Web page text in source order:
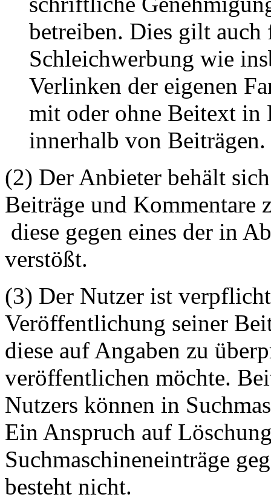
betreiben. Dies gilt auch
Schleichwerbung wie
Verlinken der eigenen
mit oder ohne Beitext in
innerhalb von Beiträgen.
(2) Der Anbieter behält
Beiträge und Kommentare
diese gegen eines der in
verstößt.
(3) Der Nutzer ist
Veröffentlichung seiner
diese auf Angaben zu
veröffentlichen möchte.
Nutzers können in
Ein Anspruch auf
Suchmaschineneinträge
besteht nicht.